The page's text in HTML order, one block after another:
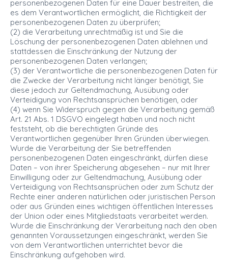
personenbezogenen Daten für eine Dauer bestreiten, die
es dem Verantwortlichen ermöglicht, die Richtigkeit der
personenbezogenen Daten zu überprüfen;
(2) die Verarbeitung unrechtmäßig ist und Sie die
Löschung der personenbezogenen Daten ablehnen und
stattdessen die Einschränkung der Nutzung der
personenbezogenen Daten verlangen;
(3) der Verantwortliche die personenbezogenen Daten für
die Zwecke der Verarbeitung nicht länger benötigt, Sie
diese jedoch zur Geltendmachung, Ausübung oder
Verteidigung von Rechtsansprüchen benötigen, oder
(4) wenn Sie Widerspruch gegen die Verarbeitung gemäß
Art. 21 Abs. 1 DSGVO eingelegt haben und noch nicht
feststeht, ob die berechtigten Gründe des
Verantwortlichen gegenüber Ihren Gründen überwiegen.
Wurde die Verarbeitung der Sie betreffenden
personenbezogenen Daten eingeschränkt, dürfen diese
Daten – von ihrer Speicherung abgesehen – nur mit Ihrer
Einwilligung oder zur Geltendmachung, Ausübung oder
Verteidigung von Rechtsansprüchen oder zum Schutz der
Rechte einer anderen natürlichen oder juristischen Person
oder aus Gründen eines wichtigen öffentlichen Interesses
der Union oder eines Mitgliedstaats verarbeitet werden.
Wurde die Einschränkung der Verarbeitung nach den oben
genannten Voraussetzungen eingeschränkt, werden Sie
von dem Verantwortlichen unterrichtet bevor die
Einschränkung aufgehoben wird.